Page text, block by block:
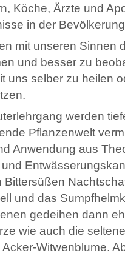
Köche, Ärzte und
in der
mit unseren Sinnen
und besser zu
uns selber zu heilen
werden
Pflanzenwelt
Anwendung aus
Bittersüßen
und das
gedeihen dann
wie auch die
Witwenblume.